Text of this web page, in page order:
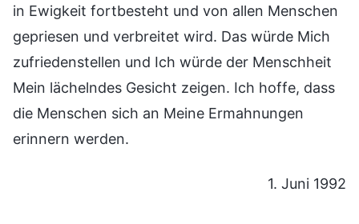
in Ewigkeit fortbesteht und von allen Menschen
gepriesen und verbreitet wird. Das würde Mich
zufriedenstellen und Ich würde der Menschheit
Mein lächelndes Gesicht zeigen. Ich hoffe, dass
die Menschen sich an Meine Ermahnungen
erinnern werden.
1. Juni 1992